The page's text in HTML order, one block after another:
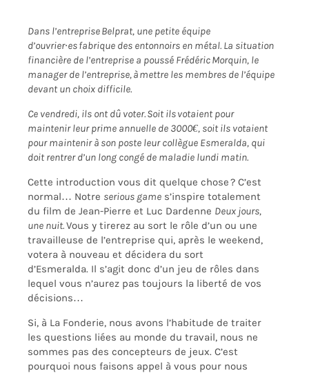
Dans l’entrepriseBelprat, une petite équipe
d’ouvrier·esfabrique des entonnoirs en métal. La situation
financière de l’entreprise a poussé FrédéricMorquin, le
manager de l’entreprise, à mettre les membres de l’équipe
devant un choix difficile.
Ce vendredi, ils ont dû voter.Soit ilsvotaient pour
maintenir leur prime annuelle de 3000€, soit ils votaient
pour maintenir à son poste leur collègue Esmeralda, qui
doit rentrer d’un long congé de maladie lundi matin.
Cette introduction vous dit quelque chose ? C’est
normal… Notre serious game s’inspire totalement
du film de Jean-Pierre et Luc Dardenne Deux jours,
une nuit.Vous y tirerez au sort le rôle d’un ou une
travailleuse de l’entreprise qui, après le weekend,
votera à nouveau et décidera du sort
d’Esmeralda. Il s’agit donc d’un jeu de rôles dans
lequel vous n’aurez pas toujours la liberté de vos
décisions…
Si, à La Fonderie, nous avons l’habitude de traiter
les questions liées au monde du travail, nous ne
sommes pas des concepteurs de jeux. C’est
pourquoi nous faisons appel à vous pour nous